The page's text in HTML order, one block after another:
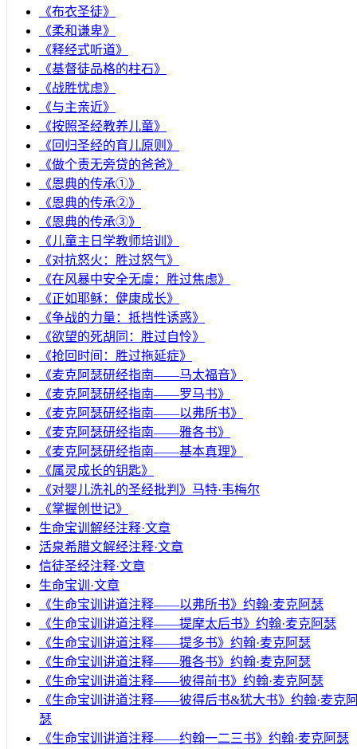
《布衣圣徒》
《柔和谦卑》
《释经式听道》
《基督徒品格的柱石》
《战胜忧虑》
《与主亲近》
《按照圣经教养儿童》
《回归圣经的育儿原则》
《做个责无旁贷的爸爸》
《恩典的传承①》
《恩典的传承②》
《恩典的传承③》
《儿童主日学教师培训》
《对抗怒火：胜过怒气》
《在风暴中安全无虞：胜过焦虑》
《正如耶稣：健康成长》
《争战的力量：抵挡性诱惑》
《欲望的死胡同：胜过自怜》
《抢回时间：胜过拖延症》
《麦克阿瑟研经指南——马太福音》
《麦克阿瑟研经指南——罗马书》
《麦克阿瑟研经指南——以弗所书》
《麦克阿瑟研经指南——雅各书》
《麦克阿瑟研经指南——基本真理》
《属灵成长的钥匙》
《对婴儿洗礼的圣经批判》马特·韦梅尔
《掌握创世记》
生命宝训解经注释·文章
活泉希腊文解经注释·文章
信徒圣经注释·文章
生命宝训·文章
《生命宝训讲道注释——以弗所书》约翰·麦克阿瑟
《生命宝训讲道注释——提摩太后书》约翰·麦克阿瑟
《生命宝训讲道注释——提多书》约翰·麦克阿瑟
《生命宝训讲道注释——雅各书》约翰·麦克阿瑟
《生命宝训讲道注释——彼得前书》约翰·麦克阿瑟
《生命宝训讲道注释——彼得后书&犹大书》约翰·麦克
瑟
《生命宝训讲道注释——约翰一二三书》约翰·麦克阿瑟